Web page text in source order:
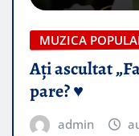
MUZICA
Ați ascultat
pare? ♥️
admin